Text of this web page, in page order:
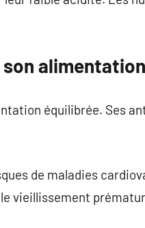
son
équilibrée. Ses
de maladies
vieillissement